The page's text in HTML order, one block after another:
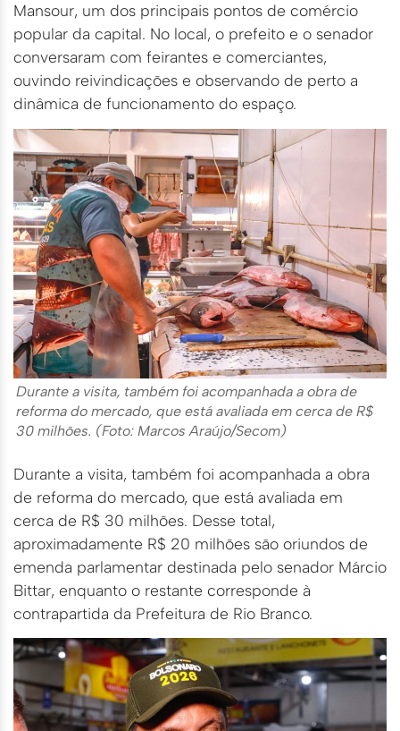
Mansour, um dos principais pontos de comércio
popular da capital. No local, o prefeito e o senador
conversaram com feirantes e comerciantes,
ouvindo reivindicações e observando de perto a
dinâmica de funcionamento do espaço.
Durante a visita, também foi acompanhada a obra de
reforma do mercado, que está avaliada em cerca de R$
30 milhões. (Foto: Marcos Araújo/Secom)
Durante a visita, também foi acompanhada a obra
de reforma do mercado, que está avaliada em
cerca de R$ 30 milhões. Desse total,
aproximadamente R$ 20 milhões são oriundos de
emenda parlamentar destinada pelo senador Márcio
Bittar, enquanto o restante corresponde à
contrapartida da Prefeitura de Rio Branco.